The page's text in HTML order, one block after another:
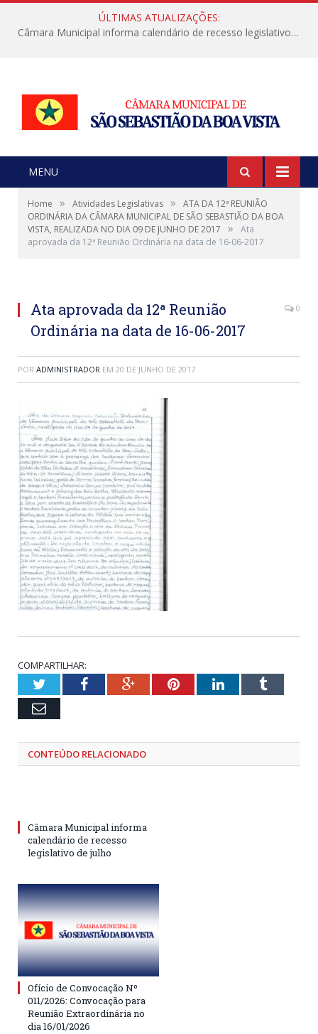
ÚLTIMAS ATUALIZAÇÕES:
Câmara Municipal informa calendário de recesso legislativo de julho
MENU
Home » Atividades Legislativas »
ATA DA 12ª REUNIÃO
ORDINÁRIA DA CÂMARA MUNICIPAL DE SÃO SEBASTIÃO DA BOA
VISTA, REALIZADA NO DIA 09 DE JUNHO DE 2017
»
Ata
aprovada da 12ª Reunião Ordinária na data de 16-06-2017
Ata aprovada da 12ª Reunião
Ordinária na data de 16-06-2017
0
POR ADMINISTRADOR EM 20 DE JUNHO DE 2017
COMPARTILHAR:
TwitterFacebookGoogle+PinterestLinkedInTumblr
Email
CONTEÚDO RELACIONADO
Câmara Municipal informa
calendário de recesso
legislativo de julho
Ofício de Convocação Nº
011/2026: Convocação para
Reunião Extraordinária no
dia 16/01/2026